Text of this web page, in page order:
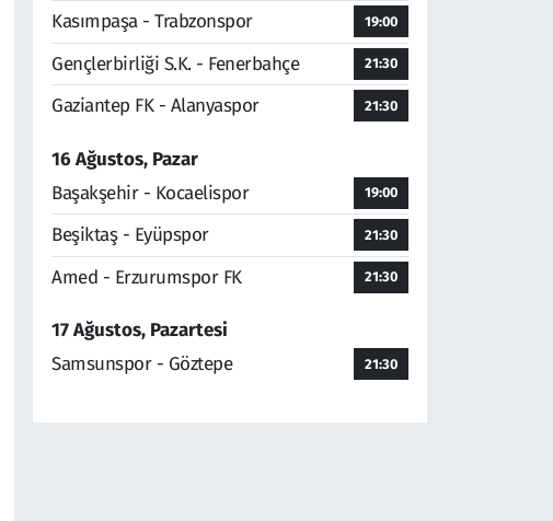
Kasımpaşa - Trabzonspor 19:00
Gençlerbirliği S.K. - Fenerbahçe 21:30
Gaziantep FK - Alanyaspor 21:30
16 Ağustos, Pazar
Başakşehir - Kocaelispor
19:00
Beşiktaş - Eyüpspor 21:30
Amed - Erzurumspor FK 21:30
17 Ağustos, Pazartesi
Samsunspor - Göztepe
21:30